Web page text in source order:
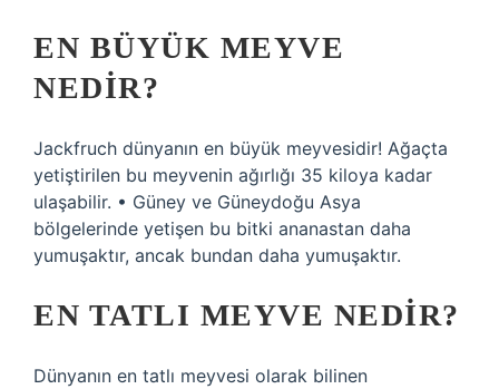
EN BÜYÜK MEYVE
NEDIR?
Jackfruch dünyanın en büyük meyvesidir! Ağaçta
yetiştirilen bu meyvenin ağırlığı 35 kiloya kadar
ulaşabilir. • Güney ve Güneydoğu Asya
bölgelerinde yetişen bu bitki ananastan daha
yumuşaktır, ancak bundan daha yumuşaktır.
EN TATLI MEYVE NEDIR?
Dünyanın en tatlı meyvesi olarak bilinen